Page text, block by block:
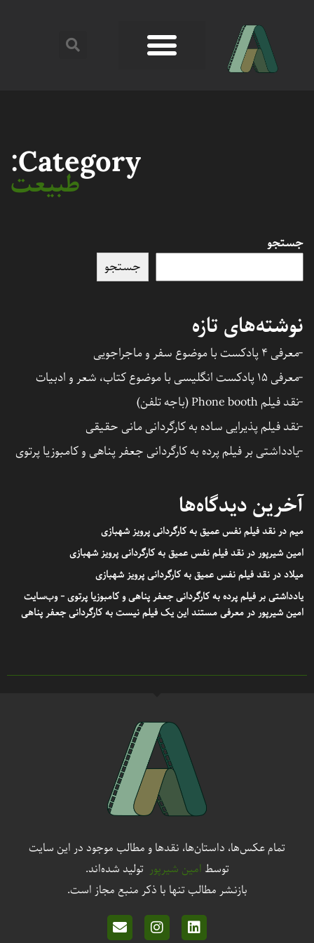
Category:
طبیعت
جستجو
جستجو
نوشته‌های تازه
معرفی ۴ پادکست با موضوع سفر و ماجراجویی
معرفی ۱۵ پادکست انگلیسی با موضوع کتاب، شعر و ادبیات
نقد فیلم Phone booth (باجه تلفن)
نقد فیلم پذیرایی ساده به کارگردانی مانی حقیقی
یادداشتی بر فیلم پرده به کارگردانی جعفر پناهی و کامبوزیا پرتوی
آخرین دیدگاه‌ها
میمدرنقد فیلم نفس عمیق به کارگردانی پرویز شهبازی
امین شیرپوردرنقد فیلم نفس عمیق به کارگردانی پرویز شهبازی
میلاددرنقد فیلم نفس عمیق به کارگردانی پرویز شهبازی
یادداشتی بر فیلم پرده به کارگردانی جعفر پناهی و کامبوزیا پرتوی - وب‌سایت
امین شیرپوردرمعرفی مستند این یک فیلم نیست به کارگردانی جعفر پناهی
تمام عکس‌ها، داستان‌ها، نقدها و مطالب موجود در این سایت
توسطامین شیرپور تولید شده‌اند.
بازنشر مطالب تنها با ذکر منبع مجاز است.